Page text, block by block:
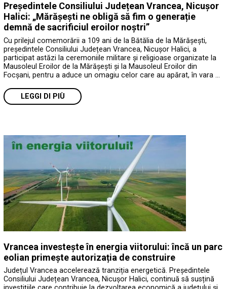
Președintele Consiliului Județean Vrancea, Nicușor
Halici: „Mărășești ne obligă să fim o generație
demnă de sacrificiul eroilor noștri”
Cu prilejul comemorării a 109 ani de la Bătălia de la Mărășești,
președintele Consiliului Județean Vrancea, Nicușor Halici, a
participat astăzi la ceremoniile militare și religioase organizate la
Mausoleul Eroilor de la Mărășești și la Mausoleul Eroilor din
Focșani, pentru a aduce un omagiu celor care au apărat, în vara …
LEGGI DI PIÙ
Vrancea investește în energia viitorului: încă un parc
eolian primește autorizația de construire
Județul Vrancea accelerează tranziția energetică. Președintele
Consiliului Județean Vrancea, Nicușor Halici, continuă să susțină